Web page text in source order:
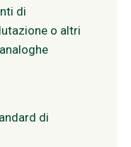
di
o altri
di